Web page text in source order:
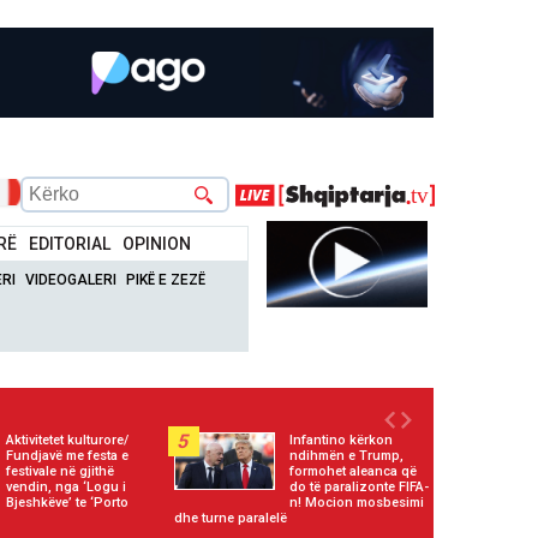
EDITORIAL OPINION
VIDEOGALERI PIKË E ZEZË
Aktivitetet kulturore/
Fundjavë me festa e
festivale në gjithë
vendin, nga ‘Logu i
Bjeshkëve’ te ‘Porto
5
Infantino kërkon
ndihmën e Trump,
formohet aleanca që
do të paralizonte FIFA-
n! Mocion mosbesimi
dhe turne paralelë